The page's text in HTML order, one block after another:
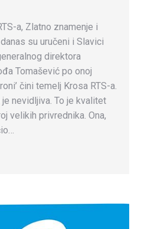
a, Zlatno znamenje i
su uručeni i Slavici
direktora
Tomašević po onoj
čini temelj Krosa RTS-a.
je nevidljiva. To je kvalitet
velikih privrednika. Ona,